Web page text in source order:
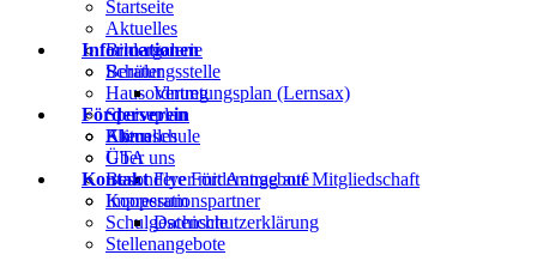
Startseite
Aktuelles
Bildergalerie
Beratungsstelle
Hausordnung
Speiseplan
Klimaschule
GTA
Besondere Förderangebote
Kooperationspartner
Schulgeschichte
Stellenangebote
Informationen
Schüler
Vertretungsplan (Lernsax)
Eltern
Förderverein
Aktuelles
Über uns
Flyer mit Antrag auf Mitgliedschaft
Kontakt
Impressum
Datenschutzerklärung